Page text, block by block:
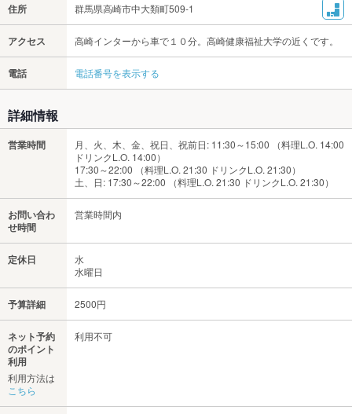
住所 群馬県高崎市中大類町509-1
アクセス 高崎インターから車で１０分。高崎健康福祉大学の近くです。
電話 電話番号を表示する
詳細情報
営業時間
月、火、木、金、祝日、祝前日: 11:30～15:00 （料理L.O. 14:00
ドリンクL.O. 14:00）
17:30～22:00 （料理L.O. 21:30 ドリンクL.O. 21:30）
土、日: 17:30～22:00 （料理L.O. 21:30 ドリンクL.O. 21:30）
お問い合わ
せ時間
営業時間内
定休日
水
水曜日
予算詳細 2500円
ネット予約
のポイント
利用
利用方法は
こちら
利用不可